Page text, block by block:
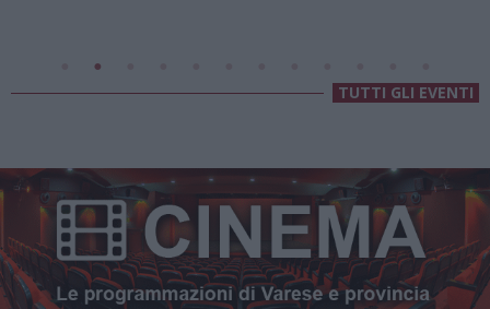
TUTTI GLI EVENTI